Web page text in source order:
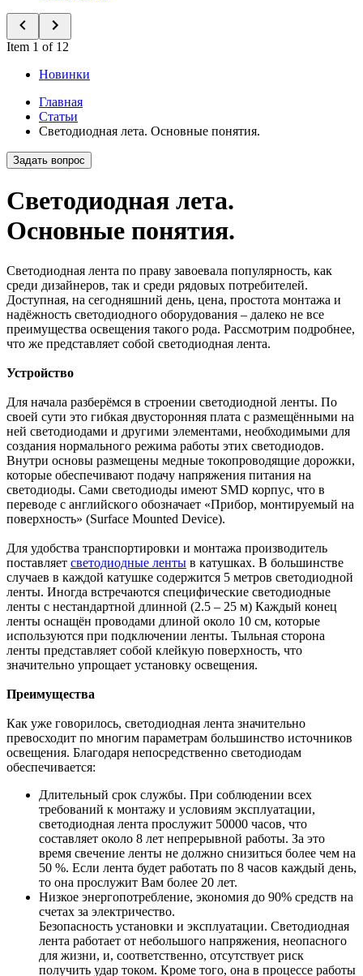
Item 1 of 12
Новинки
Главная
Статьи
Светодиодная лета. Основные понятия.
Задать вопрос
Светодиодная лета.
Основные понятия.
Светодиодная лента по праву завоевала популярность, как
среди дизайнеров, так и среди рядовых потребителей.
Доступная, на сегодняшний день, цена, простота монтажа и
надёжность светодиодного оборудования – далеко не все
преимущества освещения такого рода. Рассмотрим подробнее,
что же представляет собой светодиодная лента.
Устройство
Для начала разберёмся в строении светодиодной ленты. По
своей сути это гибкая двусторонняя плата с размещёнными на
ней светодиодами и другими элементами, необходимыми для
создания нормального режима работы этих светодиодов.
Внутри основы размещены медные токопроводящие дорожки,
которые обеспечивают подачу напряжения питания на
светодиоды. Сами светодиоды имеют SMD корпус, что в
переводе с английского обозначает «Прибор, монтируемый на
поверхность» (Surface Mounted Device).
Для удобства транспортировки и монтажа производитель
поставляет светодиодные ленты в катушках. В большинстве
случаев в каждой катушке содержится 5 метров светодиодной
ленты. Иногда встречаются специфические светодиодные
ленты с нестандартной длинной (2.5 – 25 м) Каждый конец
ленты оснащён проводами длиной около 10 см, которые
используются при подключении ленты. Тыльная сторона
ленты представляет собой клейкую поверхность, что
значительно упрощает установку освещения.
Преимущества
Как уже говорилось, светодиодная лента значительно
превосходит по многим параметрам большинство источников
освещения. Благодаря непосредственно светодиодам
обеспечивается:
Длительный срок службы. При соблюдении всех
требований к монтажу и условиям эксплуатации,
светодиодная лента прослужит 50000 часов, что
составляет около 8 лет непрерывной работы. За это
время свечение ленты не должно снизиться более чем на
50 %. Если лента будет работать по 8 часов каждый день,
то она прослужит Вам более 20 лет.
Низкое энергопотребление, экономия до 90% средств на
счетах за электричество.
Безопасность установки и эксплуатации. Светодиодная
лента работает от небольшого напряжения, неопасного
для жизни, и, соответственно, отсутствует риск
получить удар током. Кроме того, она в процессе работы